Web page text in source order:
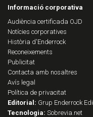
Informació corporativa
Audiència certificada OJD
Notícies corporatives
Història d'Enderrock
Reconeixements
Publicitat
Contacta amb nosaltres
Avís legal
Política de privacitat
Editorial: Grup Enderrock
Tecnologia: Sobrevia.net